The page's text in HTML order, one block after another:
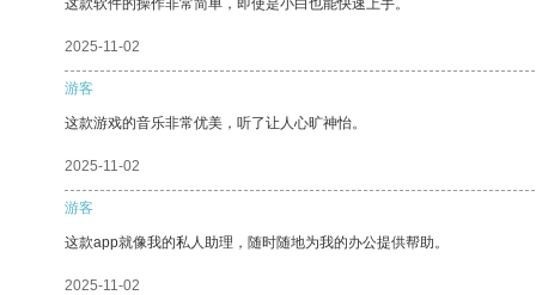
这款软件的操作非常简单，即使是小白也能快速上手。
2025-11-02
游客
这款游戏的音乐非常优美，听了让人心旷神怡。
2025-11-02
游客
这款app就像我的私人助理，随时随地为我的办公提供帮助。
2025-11-02